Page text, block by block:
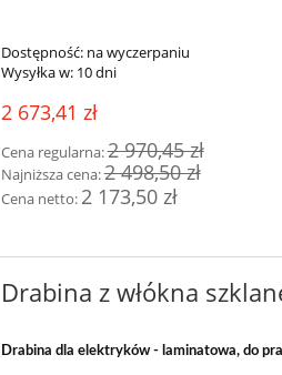
Dostępność: na wyczerpaniu
Wysyłka w: 10 dni
2 673,41 zł
Cena regularna:2 970,45 zł
Najniższa cena:2 498,50 zł
Cena netto: 2 173,50 zł
Drabina z włókna
Drabina dla elektryków- laminatowa, do